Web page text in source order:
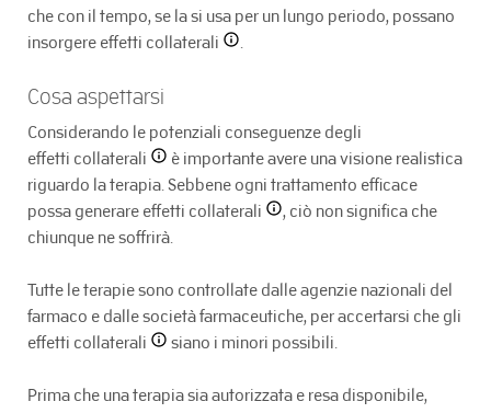
che con il tempo, se la si usa per un lungo periodo, possano
insorgere effetti collaterali
Cosa aspettarsi
Considerando le potenziali conseguenze degli
effetti collaterali
è importante avere una visione realistica
riguardo la terapia. Sebbene ogni trattamento efficace
possa generare effetti collaterali
, ciò non significa che
chiunque ne soffrirà.
Tutte le terapie sono controllate dalle agenzie nazionali del
farmaco e dalle società farmaceutiche, per accertarsi che gli
effetti collaterali
siano i minori possibili.
Prima che una terapia sia autorizzata e resa disponibile,